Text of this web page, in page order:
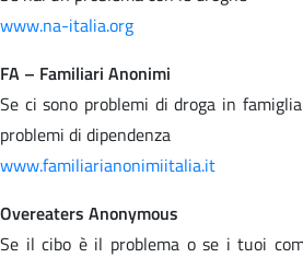
www.na-italia.org
FA – Familiari Anonimi
Se ci sono problemi di droga in
problemi di dipendenza
www.familiarianonimiitalia.it
Overeaters Anonymous
Se il cibo è il problema o se i tuoi